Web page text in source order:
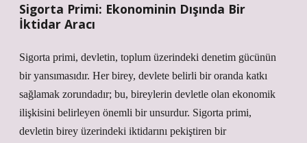
Sigorta Primi: Ekonominin Dışında Bir
İktidar Aracı
Sigorta primi, devletin, toplum üzerindeki denetim gücünün
bir yansımasıdır. Her birey, devlete belirli bir oranda katkı
sağlamak zorundadır; bu, bireylerin devletle olan ekonomik
ilişkisini belirleyen önemli bir unsurdur. Sigorta primi,
devletin birey üzerindeki iktidarını pekiştiren bir